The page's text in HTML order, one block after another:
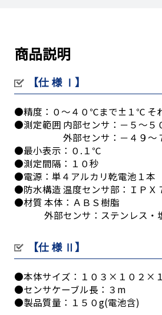
商品説明
【仕 様 Ⅰ】
●精度：０～４０℃まで±１℃ そ
●測定範囲 内部センサ：－５～
外部センサ：－４９～
●最小表示：０.１℃
●測定間隔：１０秒
●電源：単４アルカリ乾電池１本
●防水構造 温度センサ部：ＩＰＸ
●材質 本体：ＡＢＳ樹脂
外部センサ：ステンレス・
【仕 様 Ⅱ】
●本体サイズ：１０３×１０２×
●センサケーブル長：３m
●製品質量：１５０g(電池含)